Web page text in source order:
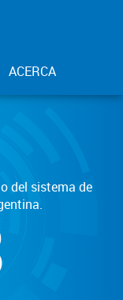
ACERCA
del sistema de